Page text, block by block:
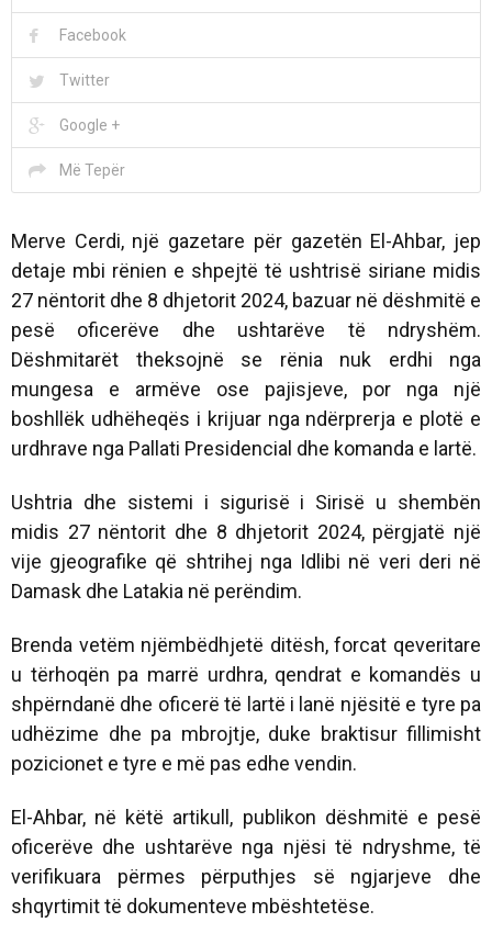
Facebook
Twitter
Google +
Më Tepër
Merve Cerdi, një gazetare për gazetën El-Ahbar, jep
detaje mbi rënien e shpejtë të ushtrisë siriane midis
27 nëntorit dhe 8 dhjetorit 2024, bazuar në dëshmitë e
pesë oficerëve dhe ushtarëve të ndryshëm.
Dëshmitarët theksojnë se rënia nuk erdhi nga
mungesa e armëve ose pajisjeve, por nga një
boshllëk udhëheqës i krijuar nga ndërprerja e plotë e
urdhrave nga Pallati Presidencial dhe komanda e lartë.
Ushtria dhe sistemi i sigurisë i Sirisë u shembën
midis 27 nëntorit dhe 8 dhjetorit 2024, përgjatë një
vije gjeografike që shtrihej nga Idlibi në veri deri në
Damask dhe Latakia në perëndim.
Brenda vetëm njëmbëdhjetë ditësh, forcat qeveritare
u tërhoqën pa marrë urdhra, qendrat e komandës u
shpërndanë dhe oficerë të lartë i lanë njësitë e tyre pa
udhëzime dhe pa mbrojtje, duke braktisur fillimisht
pozicionet e tyre e më pas edhe vendin.
El-Ahbar, në këtë artikull, publikon dëshmitë e pesë
oficerëve dhe ushtarëve nga njësi të ndryshme, të
verifikuara përmes përputhjes së ngjarjeve dhe
shqyrtimit të dokumenteve mbështetëse.